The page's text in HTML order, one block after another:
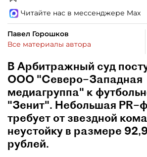
Читайте нас в мессенджере Max
Павел Горошков
Все материалы автора
В Арбитражный суд
ООО "Северо–Западная
медиагруппа" к
"Зенит". Небольшая
требует от звездной
неустойку в размере
рублей.